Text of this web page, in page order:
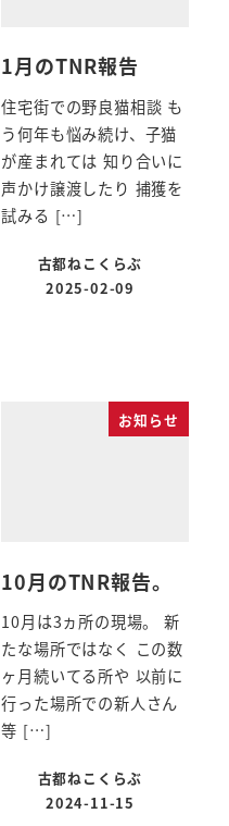
1月のTNR報告
住宅街での野良猫相談 も
う何年も悩み続け、子猫
が産まれては 知り合いに
声かけ譲渡したり 捕獲を
試みる […]
古都ねこくらぶ
2025-02-09
お知らせ
10月のTNR報告。
10月は3ヵ所の現場。 新
たな場所ではなく この数
ヶ月続いてる所や 以前に
行った場所での新人さん
等 […]
古都ねこくらぶ
2024-11-15